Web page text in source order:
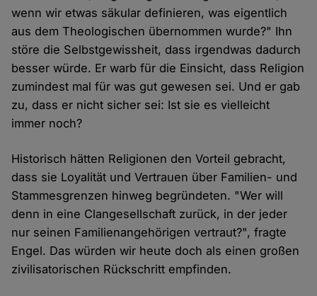
wenn wir etwas säkular definieren, was eigentlich
aus dem Theologischen übernommen wurde?" Ihn
störe die Selbstgewissheit, dass irgendwas dadurch
besser würde. Er warb für die Einsicht, dass Religion
zumindest mal für was gut gewesen sei. Und er gab
zu, dass er nicht sicher sei: Ist sie es vielleicht
immer noch?
Historisch hätten Religionen den Vorteil gebracht,
dass sie Loyalität und Vertrauen über Familien- und
Stammesgrenzen hinweg begründeten. "Wer will
denn in eine Clangesellschaft zurück, in der jeder
nur seinen Familienangehörigen vertraut?", fragte
Engel. Das würden wir heute doch als einen großen
zivilisatorischen Rückschritt empfinden.